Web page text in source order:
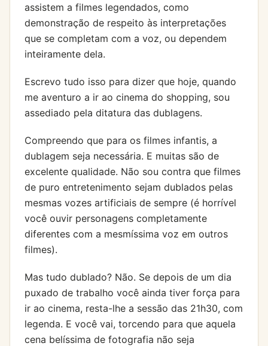
assistem a filmes legendados, como
demonstração de respeito às interpretações
que se completam com a voz, ou dependem
inteiramente dela.
Escrevo tudo isso para dizer que hoje, quando
me aventuro a ir ao cinema do shopping, sou
assediado pela ditatura das dublagens.
Compreendo que para os filmes infantis, a
dublagem seja necessária. E muitas são de
excelente qualidade. Não sou contra que filmes
de puro entretenimento sejam dublados pelas
mesmas vozes artificiais de sempre (é horrível
você ouvir personagens completamente
diferentes com a mesmíssima voz em outros
filmes).
Mas tudo dublado? Não. Se depois de um dia
puxado de trabalho você ainda tiver força para
ir ao cinema, resta-lhe a sessão das 21h30, com
legenda. E você vai, torcendo para que aquela
cena belíssima de fotografia não seja